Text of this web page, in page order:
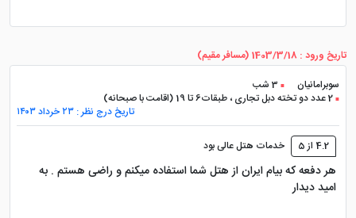
اتاق ها و سوئیت های هتل پارسیان
آزادی تهران
تنوع اتاق ها در هتل پارسیان آزادی باعث می شود این هتل
برای چند نوع سفر مناسب باشد؛ از اقامت کوتاه کاری تا سفر
تاریخ ورود : 1403/3/18 (مسافر مقیم)
سوبرامانیان
3 شب
2 عدد دو تخته دبل تجاری ، طبقات6 تا 19 (اقامت با صبحانه)
تاریخ درج نظر : ۲۳ خرداد ۱۴۰۳
4.2 از 5 خدمات هتل عالی بود
هر دفعه که بیام ایران از هتل شما استفاده میکنم و راضی هستم . به
امید دیدار